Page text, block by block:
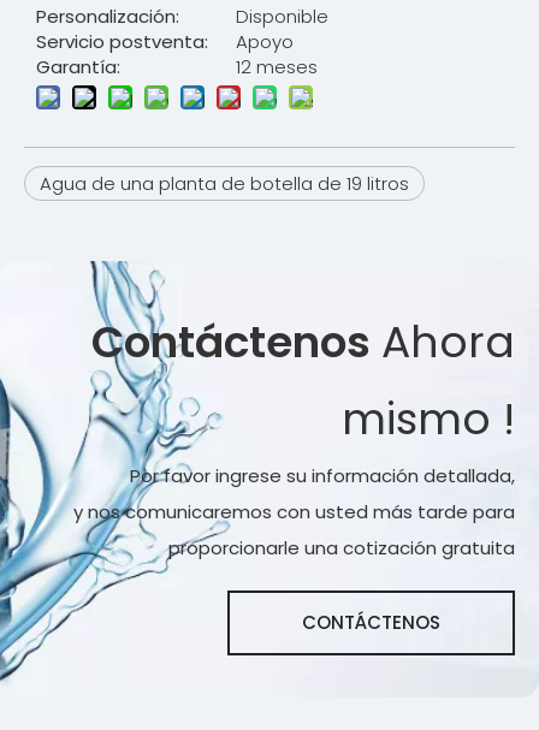
Personalización:
Disponible
Servicio postventa:
Apoyo
Garantía:
12 meses
Agua de una planta de botella de 19 litros
Contáctenos Ahora
mismo !
Por favor ingrese su información detallada,
y nos comunicaremos con usted más tarde para
proporcionarle una cotización gratuita
CONTÁCTENOS